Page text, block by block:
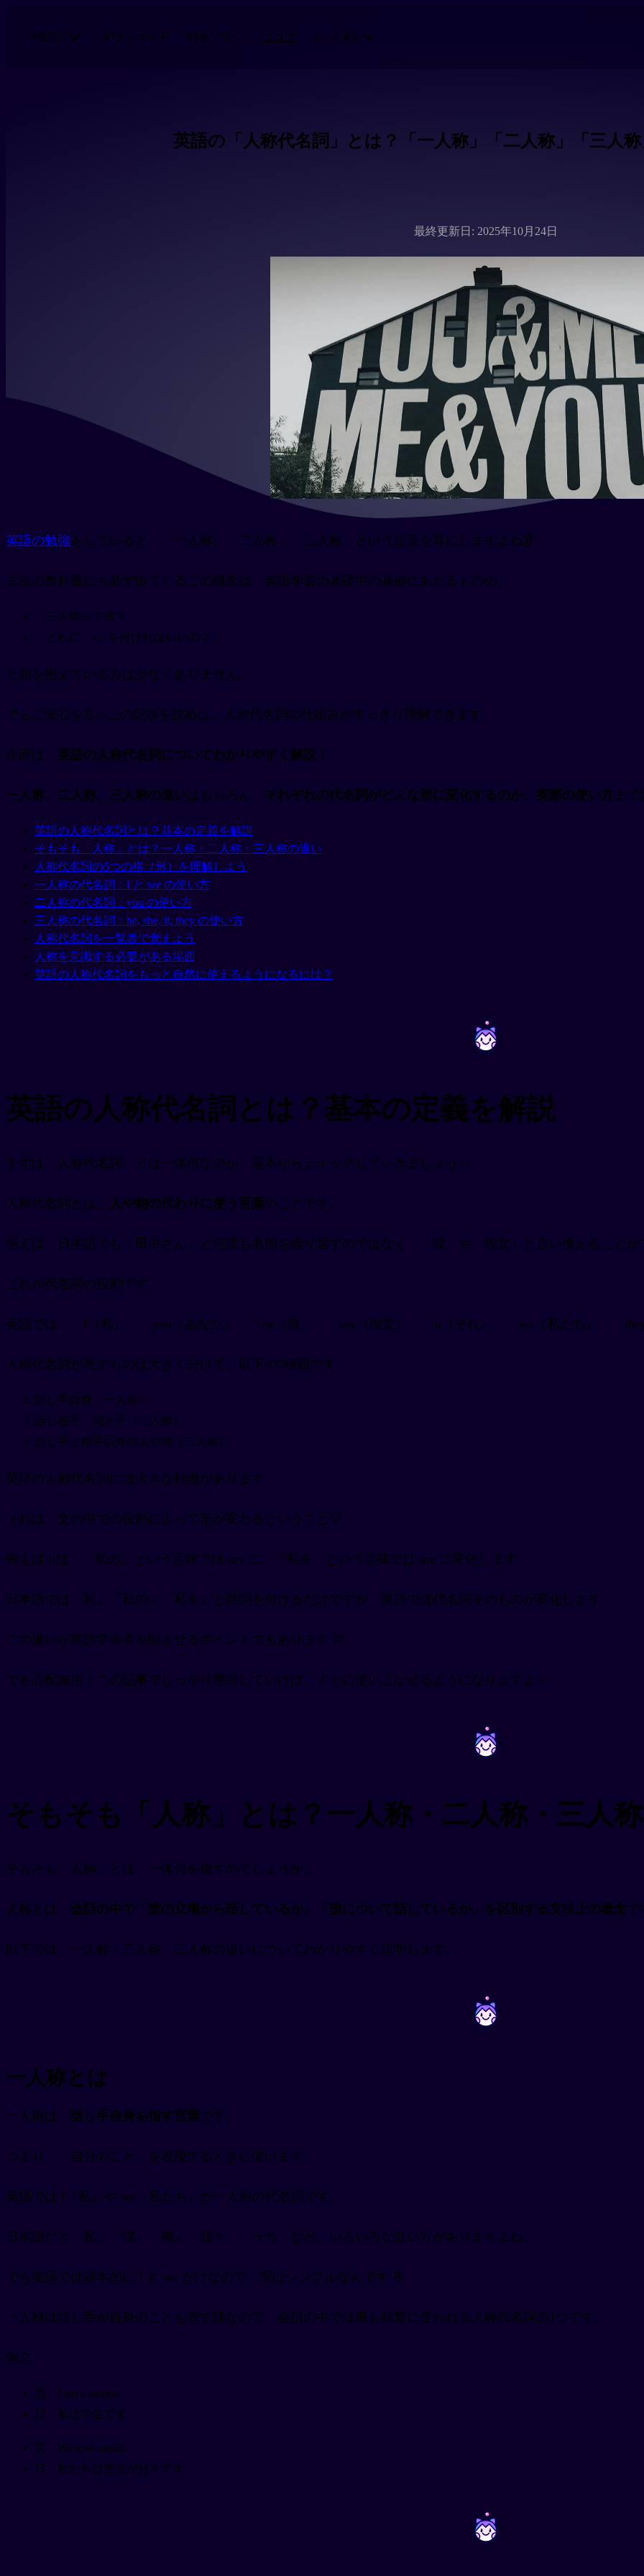
学習言語 ダウンロード 料金プラン ブログ もっと見る
英語の「人称代名詞」とは？「一人称」「二人称」「三人称
最終更新日: 2025年10月24日
英語の勉強をしていると、「一人称」「二人称」「三人称」という言葉を耳にしますよね👂
文法の教科書にも必ず出てくるこの概念は、英語学習の基礎中の基礎にあたるものの、
「三人称って何？」
「どれに『s』を付ければいいの？」
と頭を抱えている方は少なくありません。
でもご安心を💪✨この記事を読めば、人称代名詞の仕組みがすっきり理解できます。
今回は、 英語の人称代名詞についてわかりやすく解説 ！
一人称、二人称、三人称の違いはもちろん、 それぞれの代名詞がどんな形に変化するのか、実際の使い方 まで
英語の人称代名詞とは？基本の定義を解説
そもそも「人称」とは？一人称・二人称・三人称の違い
人称代名詞の5つの格（形）を理解しよう
一人称の代名詞：I と we の使い方
二人称の代名詞：you の使い方
三人称の代名詞：he, she, it, they の使い方
人称代名詞を一覧表で覚えよう
人称を意識する必要がある場面
英語の人称代名詞をもっと自然に使えるようになるには？
~ ~
英語の人称代名詞とは？基本の定義を解説
まずは「人称代名詞」とは一体何なのか、基本からチェックしていきましょう✨
人称代名詞とは、 人や物の代わりに使う言葉のことです。
例えば、日本語でも「田中さん」と何度も名前を繰り返すのではなく、「彼」や「彼女」と言い換えることが
これが代名詞の役割です。
英語では、「I（私）」「you（あなた）」「he（彼）」「she（彼女）」「it（それ）」「we（私たち）」「
人称代名詞が表すものは大きく分けて、以下の3種類です：
話し手自身（一人称）
話し相手・聞き手（二人称）
話し手と相手以外の人や物（三人称）
英語の人称代名詞には大きな特徴があります。
それは、文の中での役割によって形が変わるということ💡
例えば I は、「私の」という意味では my に、「私を」という意味では me に変化します。
日本語では「私」「私の」「私を」と助詞を付けるだけですが、英語では代名詞そのものが変化します。
この違いが英語学習者を悩ませるポイントでもあります 💭
でも心配無用！この記事でしっかり整理していけば、すぐに使いこなせるようになりますよ✨
~ ~
そもそも「人称」とは？一人称・二人称・三人
そもそも「人称」とは、一体何を指すのでしょうか。
人称とは、 会話の中で「誰の立場から話しているか」「誰について話しているか」を区別する文法上の概念で
以下では、一人称・二人称・三人称の違いについてわかりやすく説明します。
~ ~
一人称とは
一人称は、 話し手自身を指す言葉です。
つまり、「自分のこと」を表現するときに使います。
英語では I（私）や we（私たち）が一人称の代名詞です。
日本語だと「私」「僕」「俺」「我々」「うち」など、いろいろな言い方がありますよね。
でも英語では基本的に I と we だけなので、実はシンプルなんです 🎯
一人称は話し手が自身のことを表す語なので、会話の中では最も頻繁に使われる人称代名詞の1つです。
例文：
英：I am a student.
日：私は学生です。
英：We love music.
日：私たちは音楽が好きです。
~ ~